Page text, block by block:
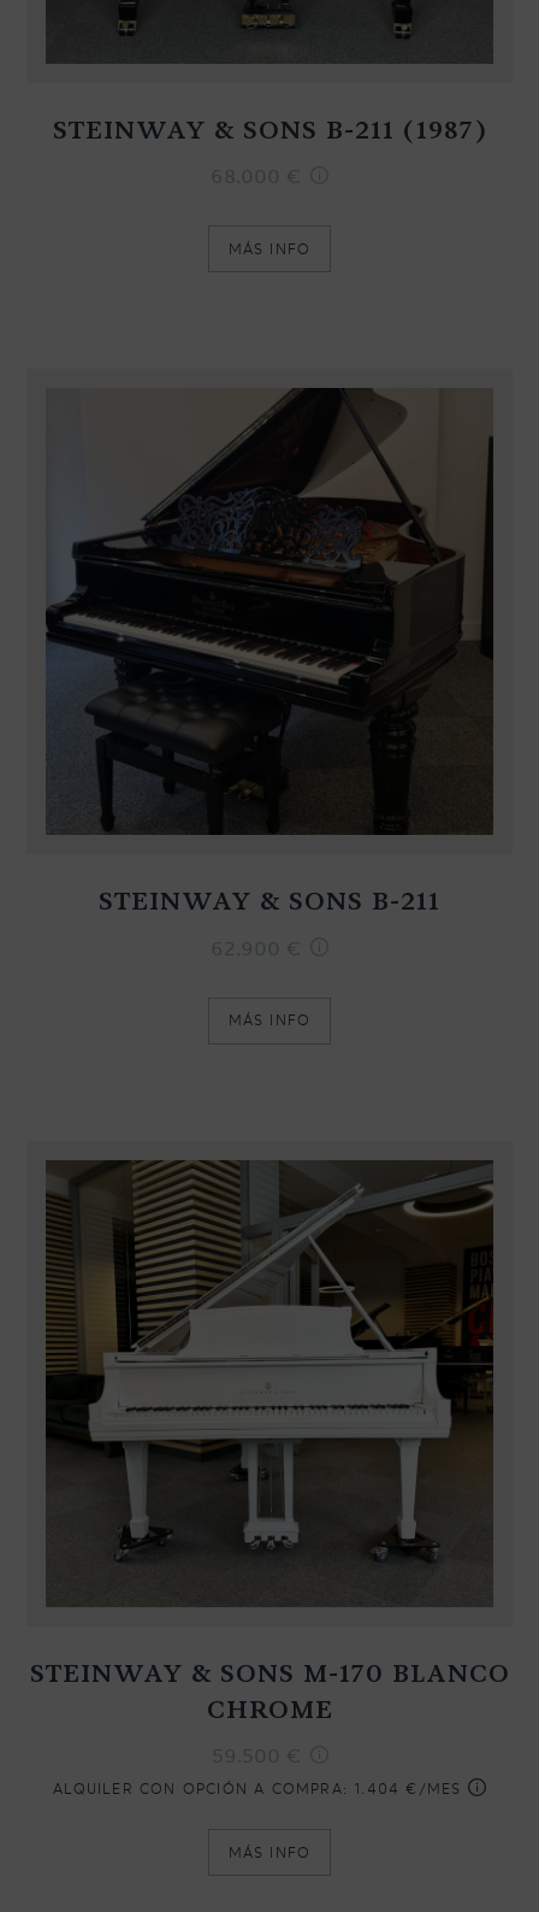
STEINWAY & SONS B-211 (1987)
68.000 €
MÁS INFO
STEINWAY & SONS B-211
62.900 €
MÁS INFO
STEINWAY & SONS M-170 BLANCO
CHROME
59.500 €
ALQUILER CON OPCIÓN A COMPRA: 1.404 €/MES
MÁS INFO